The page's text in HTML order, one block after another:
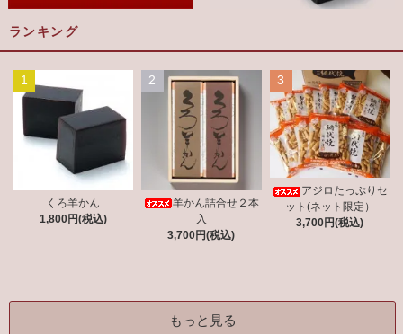
ランキング
1
くろ羊かん
1,800円(税込)
2
羊かん詰合せ２本
入
3,700円(税込)
3
アジロたっぷりセ
ット(ネット限定）
3,700円(税込)
もっと見る